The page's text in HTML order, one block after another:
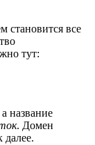
становится все
тут:
а название
. Домен
далее.